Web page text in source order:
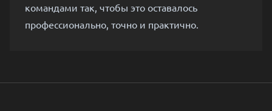
командами так, чтобы это оставалось
профессионально, точно и практично.